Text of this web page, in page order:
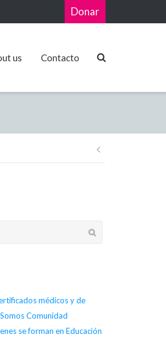
Donar
us Contacto
médicos y de
Comunidad
se forman en Educación